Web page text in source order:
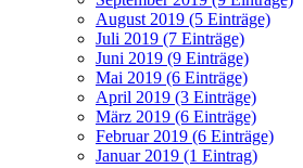
August 2019 (5 Einträge)
Juli 2019 (7 Einträge)
Juni 2019 (9 Einträge)
Mai 2019 (6 Einträge)
April 2019 (3 Einträge)
März 2019 (6 Einträge)
Februar 2019 (6 Einträge)
Januar 2019 (1 Eintrag)